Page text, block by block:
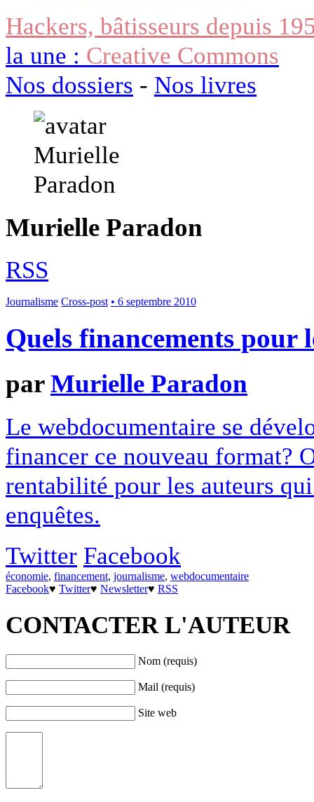
Hackers, bâtisseurs depuis
la une : Creative Commons
Nos dossiers - Nos livres
Murielle Paradon
RSS
Journalisme Cross-post • 6 septembre 2010
Quels financements pour
parMurielle Paradon
Le webdocumentaire se
financer ce nouveau format?
rentabilité pour les auteurs
enquêtes.
Twitter Facebook
économie, financement, journalisme, webdocumentaire
Facebook♥ Twitter♥ Newsletter♥ RSS
CONTACTER L'AUTEUR
Nom (requis)
Mail (requis)
Site web